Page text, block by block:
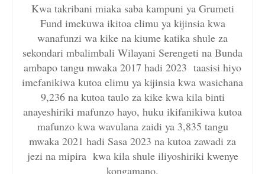
Kwa takribani miaka saba kampuni ya Grumeti
Fund imekuwa ikitoa elimu ya kijinsia kwa
wanafunzi wa kike na kiume katika shule za
sekondari mbalimbali Wilayani Serengeti na Bunda
ambapo tangu mwaka 2017 hadi 2023 taasisi hiyo
imefanikiwa kutoa elimu ya kijinsia kwa wasichana
9,236 na kutoa taulo za kike kwa kila binti
anayeshiriki mafunzo hayo, huku ikifanikiwa kutoa
mafunzo kwa wavulana zaidi ya 3,835 tangu
mwaka 2021 hadi Sasa 2023 na kutoa zawadi za
jezi na mipira kwa kila shule iliyoshiriki kwenye
kongamano.